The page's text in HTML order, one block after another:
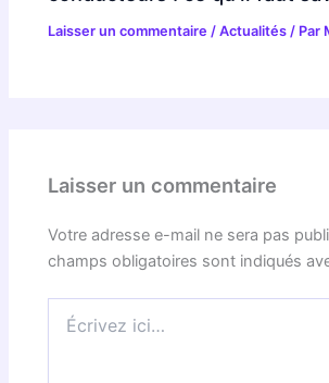
Laisser un commentaire /Actualités / Par
Laisser un commentaire
Votre adresse e-mail ne sera pas
champs obligatoires sont indiqués
ici…